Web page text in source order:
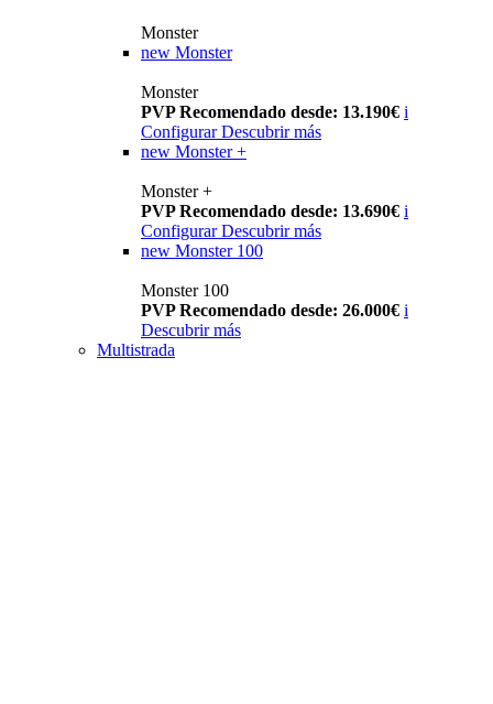
Monster
new Monster
Monster
PVP Recomendado desde: 13.190€ i
Configurar Descubrir más
new Monster +
Monster +
PVP Recomendado desde: 13.690€ i
Configurar Descubrir más
new Monster 100
Monster 100
PVP Recomendado desde: 26.000€ i
Descubrir más
Multistrada